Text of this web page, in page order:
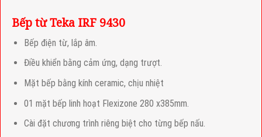
Bếp từ Teka IRF 9430
Bếp điện từ, lắp âm.
Điều khiển bằng cảm ứng, dạng trượt.
Mặt bếp bằng kính ceramic, chịu nhiệt
01 mặt bếp linh hoạt Flexizone 280 x385mm.
Cài đặt chương trình riêng biệt cho từng bếp nấu.